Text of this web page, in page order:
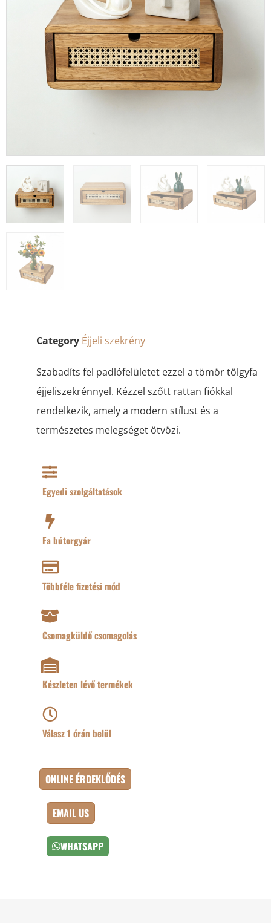
Category Éjjeli szekrény
Szabadíts fel padlófelületet ezzel a tömör tölgyfa
éjjeliszekrénnyel. Kézzel szőtt rattan fiókkal
rendelkezik, amely a modern stílust és a
természetes melegséget ötvözi.
Egyedi szolgáltatások
Fa bútorgyár
Többféle fizetési mód
Csomagküldő csomagolás
Készleten lévő termékek
Válasz 1 órán belül
ONLINE ÉRDEKLŐDÉS
EMAIL US
WHATSAPP